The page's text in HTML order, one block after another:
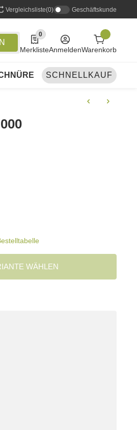
Vergleichsliste(0) Geschäftskunde
0
0 Produkte in der Liste
MerklisteAnmeldenWarenkorb
ANGELSETS
SCHNELLKAUF
WÄHLEN